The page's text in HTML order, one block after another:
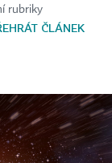
rubriky
ČLÁNEK